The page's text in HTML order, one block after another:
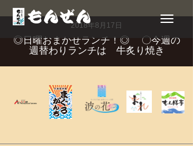
Toggle
navigation
2018年8月17日
◎日曜おまかせランチ！◎ 〇今週の
週替わりランチは 牛炙り焼き